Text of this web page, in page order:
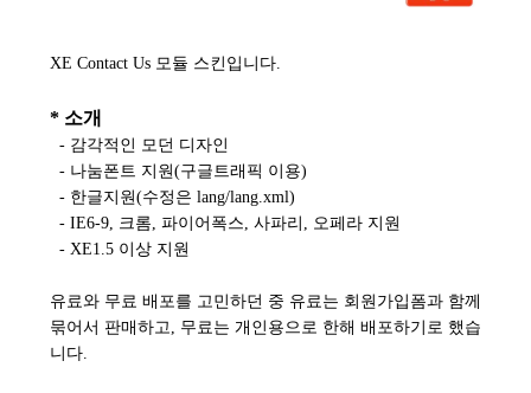
XE Contact Us 모듈 스킨입니다.
* 소개
- 감각적인 모던 디자인
- 나눔폰트 지원(구글트래픽 이용)
- 한글지원(수정은 lang/lang.xml)
- IE6-9, 크롬, 파이어폭스, 사파리, 오페라 지원
- XE1.5 이상 지원
유료와 무료 배포를 고민하던 중 유료는 회원가입폼과 함께
묶어서 판매하고, 무료는 개인용으로 한해 배포하기로 했습
니다.